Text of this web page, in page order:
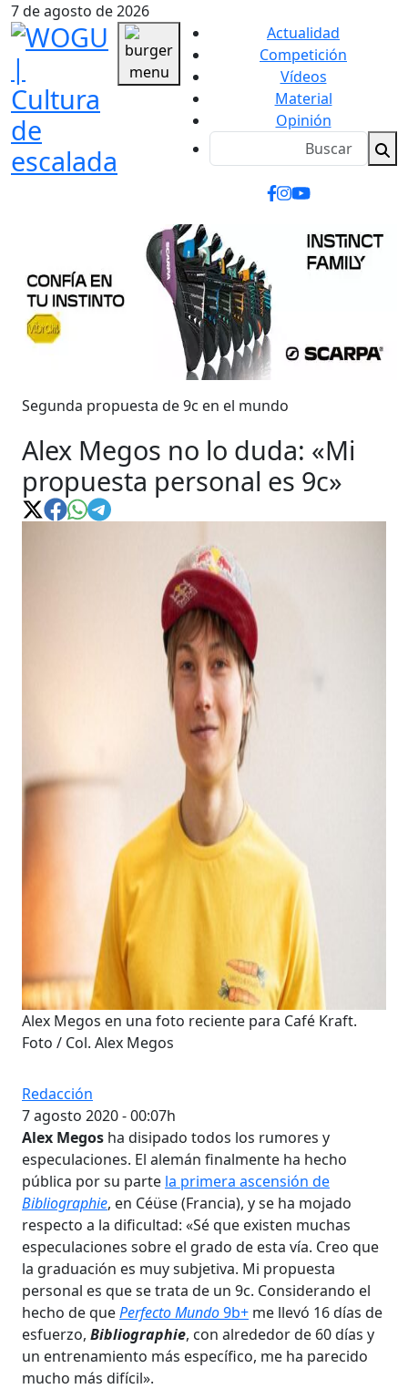
7 de agosto de 2026
Actualidad
Competición
Vídeos
Material
Opinión
Segunda propuesta de 9c en el mundo
Alex Megos no lo duda: «Mi
propuesta personal es 9c»
Alex Megos en una foto reciente para Café Kraft.
Foto / Col. Alex Megos
Redacción
7 agosto 2020 - 00:07h
Alex Megos ha disipado todos los rumores y
especulaciones. El alemán finalmente ha hecho
pública por su parte la primera ascensión de
Bibliographie, en Céüse (Francia), y se ha mojado
respecto a la dificultad: «Sé que existen muchas
especulaciones sobre el grado de esta vía. Creo que
la graduación es muy subjetiva. Mi propuesta
personal es que se trata de un 9c. Considerando el
hecho de quePerfecto Mundo9b+ me llevó 16 días de
esfuerzo, Bibliographie, con alrededor de 60 días y
un entrenamiento más específico, me ha parecido
mucho más difícil».